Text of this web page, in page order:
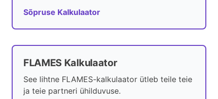
Sõpruse Kalkulaator
FLAMES Kalkulaator
See lihtne FLAMES-kalkulaator ütleb teile teie
ja teie partneri ühilduvuse.